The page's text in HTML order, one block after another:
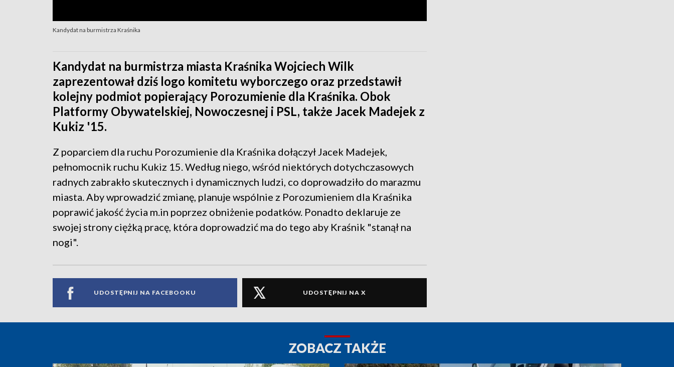
Kandydat na burmistrza Kraśnika
Kandydat na burmistrza miasta Kraśnika Wojciech Wilk
zaprezentował dziś logo komitetu wyborczego oraz przedstawił
kolejny podmiot popierający Porozumienie dla Kraśnika. Obok
Platformy Obywatelskiej, Nowoczesnej i PSL, także Jacek Madejek z
Kukiz '15.
Z poparciem dla ruchu Porozumienie dla Kraśnika dołączył Jacek Madejek,
pełnomocnik ruchu Kukiz 15. Według niego, wśród niektórych dotychczasowych
radnych zabrakło skutecznych i dynamicznych ludzi, co doprowadziło do marazmu
miasta. Aby wprowadzić zmianę, planuje wspólnie z Porozumieniem dla Kraśnika
poprawić jakość życia m.in poprzez obniżenie podatków. Ponadto deklaruje ze
swojej strony ciężką pracę, która doprowadzić ma do tego aby Kraśnik "stanął na
nogi".
UDOSTĘPNIJ NA FACEBOOKU UDOSTĘPNIJ NA X
ZOBACZ TAKŻE